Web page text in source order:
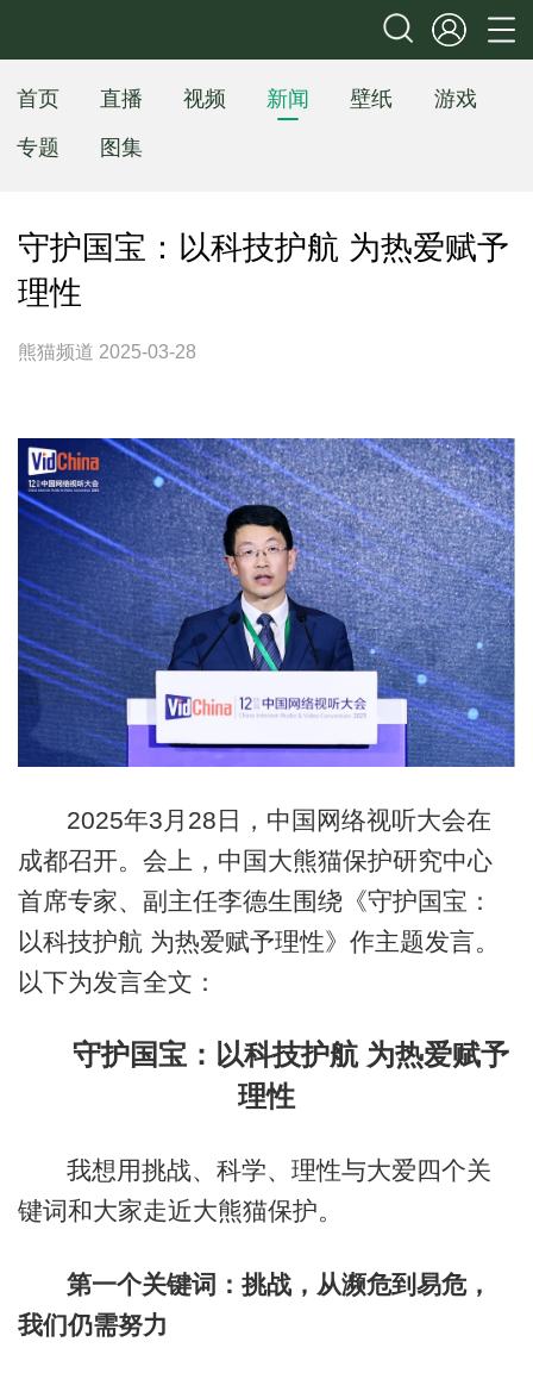
首页 直播 视频 新闻 壁纸
游戏
专题
图集
守护国宝：以科技护航 为热爱赋予
理性
熊猫频道 2025-03-28
2025年3月28日，中国网络视听大会在
成都召开。会上，中国大熊猫保护研究中心
首席专家、副主任李德生围绕《守护国宝：
以科技护航 为热爱赋予理性》作主题发言。
以下为发言全文：
守护国宝：以科技护航 为热爱赋予
理性
我想用挑战、科学、理性与大爱四个关
键词和大家走近大熊猫保护。
第一个关键词：挑战，从濒危到易危，
我们仍需努力